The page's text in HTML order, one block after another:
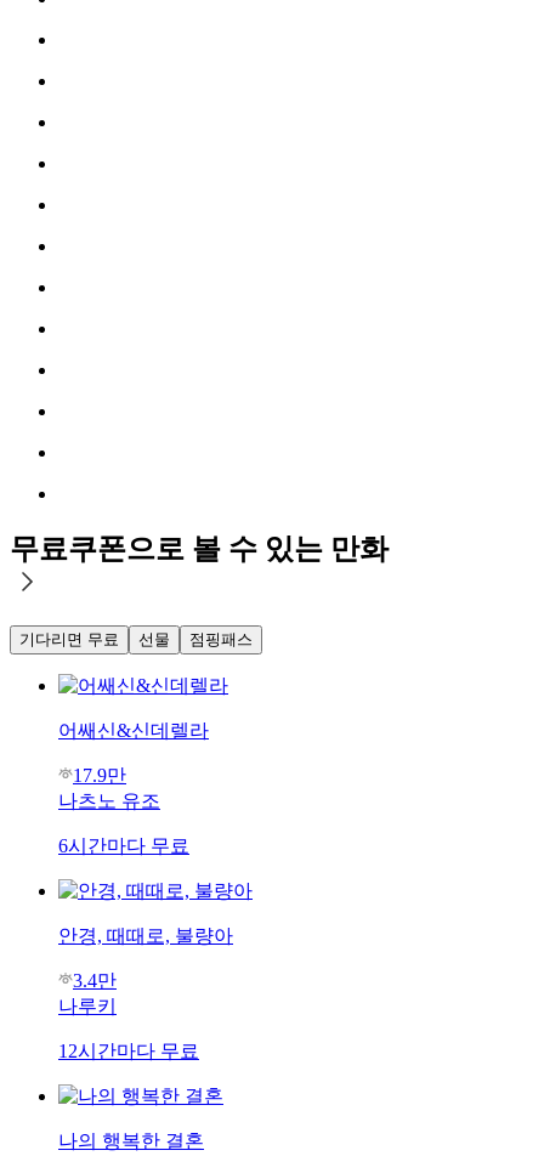
무료쿠폰으로 볼 수 있는 만화
기다리면 무료 선물 점핑패스
어쌔신&신데렐라
17.9만
나츠노 유조
6시간마다 무료
안경, 때때로, 불량아
3.4만
나루키
12시간마다 무료
나의 행복한 결혼